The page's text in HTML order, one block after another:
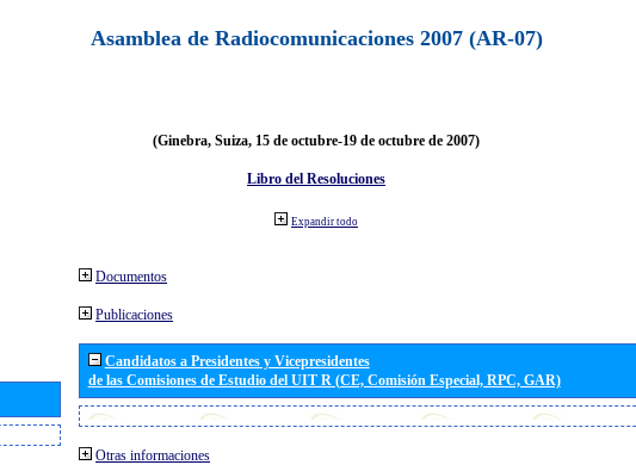
Asamblea de Radiocomunicaciones 2007 (AR-07)
(Ginebra, Suiza, 15 de octubre-19 de octubre de 2007)
Libro del Resoluciones
Expandir todo
Documentos
Publicaciones
Candidatos a Presidentes y Vicepresidentes
de las Comisiones de Estudio del UIT R (CE, Comisión Especial, RPC, GAR)
Otras informaciones